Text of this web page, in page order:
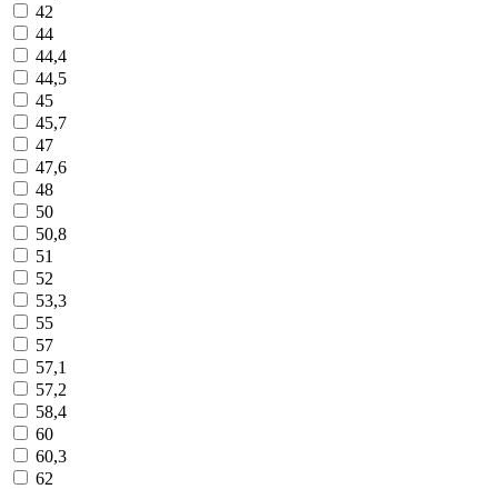
42
44
44,4
44,5
45
45,7
47
47,6
48
50
50,8
51
52
53,3
55
57
57,1
57,2
58,4
60
60,3
62